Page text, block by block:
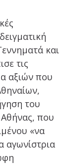
και
τις
αξιών που
του
που
«να
αγωνίστρια